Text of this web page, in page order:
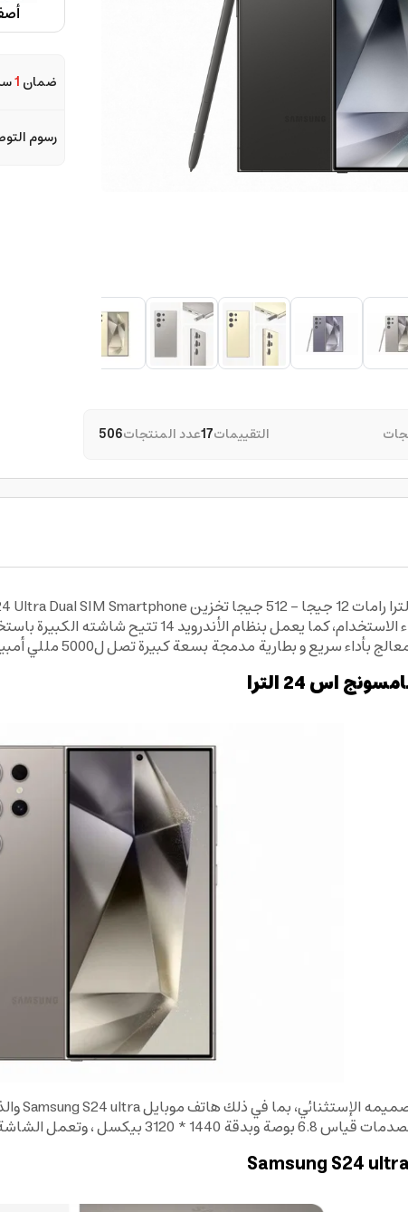
التقييمات17عدد المنتجات506
ضمان 1
رسوم
يقدم لك تجربة مريحة للغاية أثناء
سريع و بطارية مدمجة بسعة كبيرة تصل ل5000 مللي أمبير.
اس 24 الترا